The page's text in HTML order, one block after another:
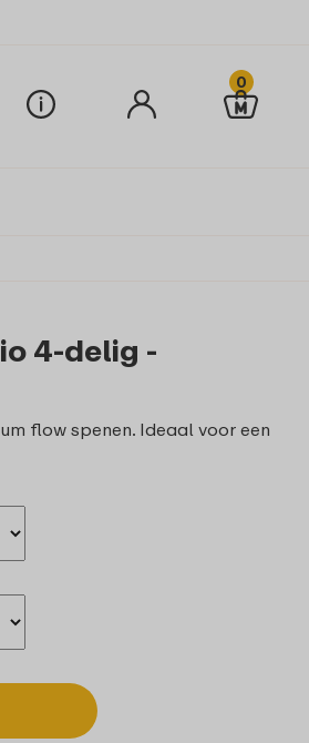
0
4-delig -
flow spenen. Ideaal voor een